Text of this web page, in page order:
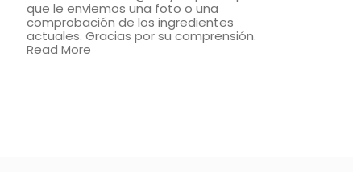
que le enviemos una foto o una
comprobación de los ingredientes
actuales. Gracias por su comprensión.
Read More